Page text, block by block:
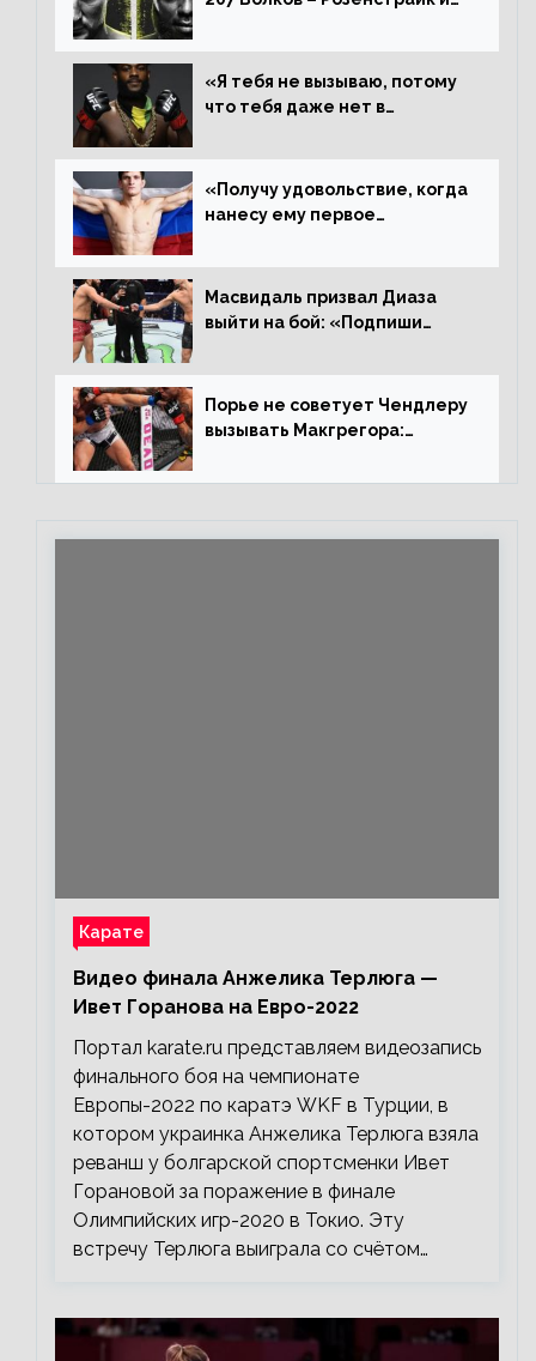
«Я тебя не вызываю, потому
что тебя даже нет в
пауза», сообщает Стерлинг
ответил Сехудо
«Получу удовольствие, когда
нанесу ему первое
Иге – про бой с Евлоевым
Масвидаль призвал Диаза
выйти на бой: «Подпиши
повторим»
Порье не советует Чендлеру
вызывать Макгрегора:
каждом бою, а Конор умеет
Карате
Видео финала Анжелика Терлюга —
Ивет Горанова на Евро-2022
Портал karate.ru представляем видеозапись
финального боя на чемпионате
Европы-2022 по каратэ WKF в Турции, в
котором украинка Анжелика Терлюга взяла
реванш у болгарской спортсменки Ивет
Горановой за поражение в финале
Олимпийских игр-2020 в Токио. Эту
встречу Терлюга выиграла со счётом…